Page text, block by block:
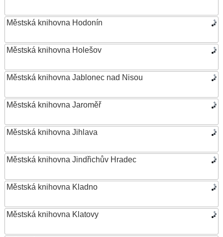
Městská knihovna Hodonín
Městská knihovna Holešov
Městská knihovna Jablonec nad Nisou
Městská knihovna Jaroměř
Městská knihovna Jihlava
Městská knihovna Jindřichův Hradec
Městská knihovna Kladno
Městská knihovna Klatovy